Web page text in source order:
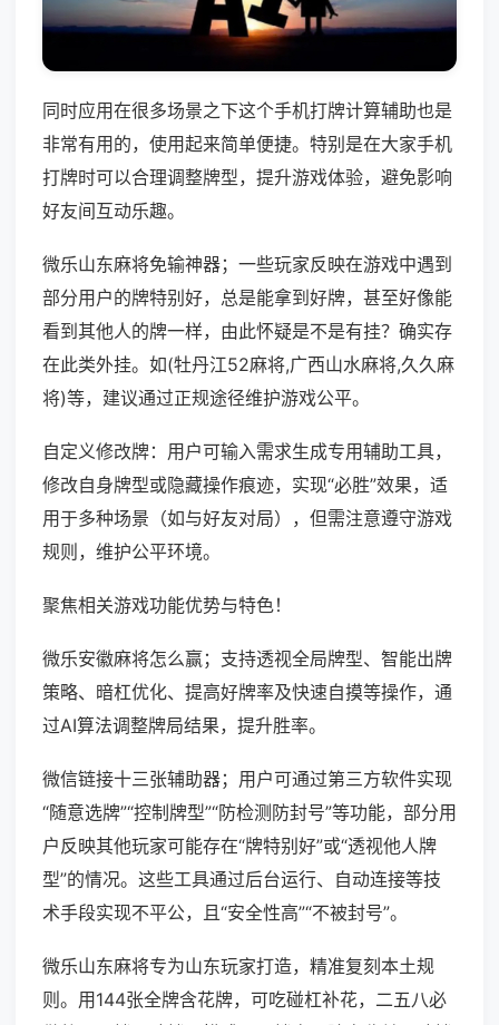
同时应用在很多场景之下这个手机打牌计算辅助也是
非常有用的，使用起来简单便捷。特别是在大家手机
打牌时可以合理调整牌型，提升游戏体验，避免影响
好友间互动乐趣。
微乐山东麻将免输神器；一些玩家反映在游戏中遇到
部分用户的牌特别好，总是能拿到好牌，甚至好像能
看到其他人的牌一样，由此怀疑是不是有挂？确实存
在此类外挂。如(牡丹江52麻将,广西山水麻将,久久麻
将)等，建议通过正规途径维护游戏公平。
自定义修改牌：用户可输入需求生成专用辅助工具，
修改自身牌型或隐藏操作痕迹，实现“必胜”效果，适
用于多种场景（如与好友对局），但需注意遵守游戏
规则，维护公平环境。
聚焦相关游戏功能优势与特色！
微乐安徽麻将怎么赢；支持透视全局牌型、智能出牌
策略、暗杠优化、提高好牌率及快速自摸等操作，通
过AI算法调整牌局结果，提升胜率。
微信链接十三张辅助器；用户可通过第三方软件实现
“随意选牌”“控制牌型”“防检测防封号”等功能，部分用
户反映其他玩家可能存在“牌特别好”或“透视他人牌
型”的情况。这些工具通过后台运行、自动连接等技
术手段实现不平公，且“安全性高”“不被封号”。
微乐山东麻将专为山东玩家打造，精准复刻本土规
则。用144张全牌含花牌，可吃碰杠补花，二五八必